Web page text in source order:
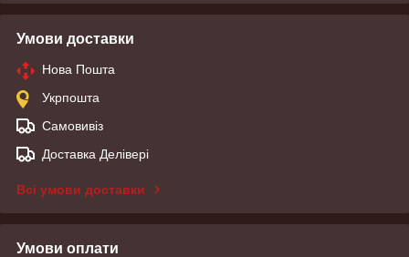
Умови доставки
Нова Пошта
Укрпошта
Самовивіз
Доставка Делівері
Всі умови доставки
Умови оплати